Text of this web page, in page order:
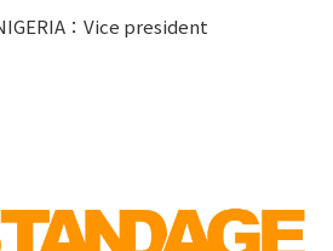
：Vice president